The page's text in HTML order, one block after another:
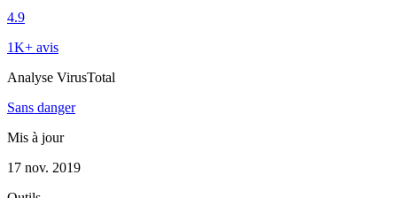
4.9
1K+ avis
Analyse VirusTotal
Sans danger
Mis à jour
17 nov. 2019